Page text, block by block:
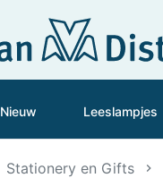
Nieuw Leeslampjes
Stationery en Gifts